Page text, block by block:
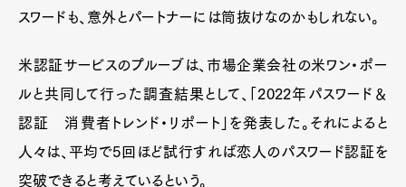
スワードも、意外とパートナーには筒抜けなのかもしれない。
米認証サービスのプルーブは、市場企業会社の米ワン・ポー
ルと共同して行った調査結果として、「2022年パスワード＆
認証 消費者トレンド・リポート」を発表した。それによると
人々は、平均で5回ほど試行すれば恋人のパスワード認証を
突破できると考えているという。